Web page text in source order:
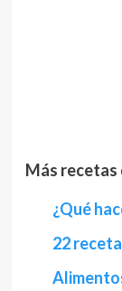
Más recetas
¿Qué
22